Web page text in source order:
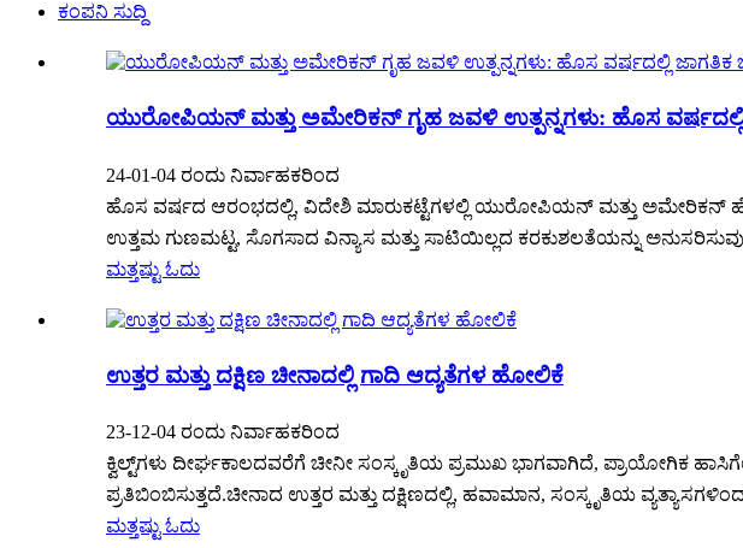
ಕಂಪನಿ ಸುದ್ದಿ
ಯುರೋಪಿಯನ್ ಮತ್ತು ಅಮೇರಿಕನ್ ಗೃಹ ಜವಳಿ ಉತ್ಪನ್ನಗಳು: ಹೊಸ ವರ್ಷದಲ್ಲಿ
24-01-04 ರಂದು ನಿರ್ವಾಹಕರಿಂದ
ಹೊಸ ವರ್ಷದ ಆರಂಭದಲ್ಲಿ, ವಿದೇಶಿ ಮಾರುಕಟ್ಟೆಗಳಲ್ಲಿ ಯುರೋಪಿಯನ್ ಮತ್ತು ಅಮೇರಿಕನ್
ಉತ್ತಮ ಗುಣಮಟ್ಟ, ಸೊಗಸಾದ ವಿನ್ಯಾಸ ಮತ್ತು ಸಾಟಿಯಿಲ್ಲದ ಕರಕುಶಲತೆಯನ್ನು
ಮತ್ತಷ್ಟು ಓದು
ಉತ್ತರ ಮತ್ತು ದಕ್ಷಿಣ ಚೀನಾದಲ್ಲಿ ಗಾದಿ ಆದ್ಯತೆಗಳ ಹೋಲಿಕೆ
23-12-04 ರಂದು ನಿರ್ವಾಹಕರಿಂದ
ಕ್ವಿಲ್ಟ್‌ಗಳು ದೀರ್ಘಕಾಲದವರೆಗೆ ಚೀನೀ ಸಂಸ್ಕೃತಿಯ ಪ್ರಮುಖ ಭಾಗವಾಗಿದೆ, ಪ್ರಾಯೋಗಿಕ
ಪ್ರತಿಬಿಂಬಿಸುತ್ತದೆ.ಚೀನಾದ ಉತ್ತರ ಮತ್ತು ದಕ್ಷಿಣದಲ್ಲಿ, ಹವಾಮಾನ, ಸಂಸ್ಕೃತಿಯ
ಮತ್ತಷ್ಟು ಓದು